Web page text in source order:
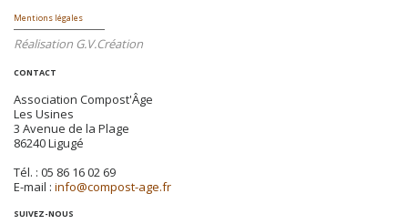
Mentions légales
Réalisation G.V.Création
CONTACT
Association Compost'Âge
Les Usines
3 Avenue de la Plage
86240 Ligugé
Tél. : 05 86 16 02 69
E-mail : info@compost-age.fr
SUIVEZ-NOUS